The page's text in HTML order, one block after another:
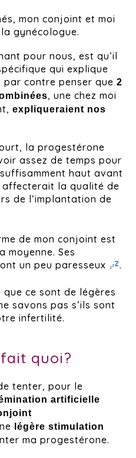
mon conjoint et moi
gynécologue.
pour nous, est qu’il
qui explique
contre penser que 2
, une chez moi
expliqueraient nos
la progestérone
assez de temps pour
haut avant
affecterait la qualité de
de l’implantation de
de mon conjoint est
moyenne. Ses
un peu paresseux
.
ce sont de légères
savons pas s’ils sont
infertilité.
quoi?
tenter, pour le
artificielle
légère stimulation
ma progestérone.